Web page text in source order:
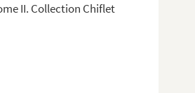
II. Collection Chiflet